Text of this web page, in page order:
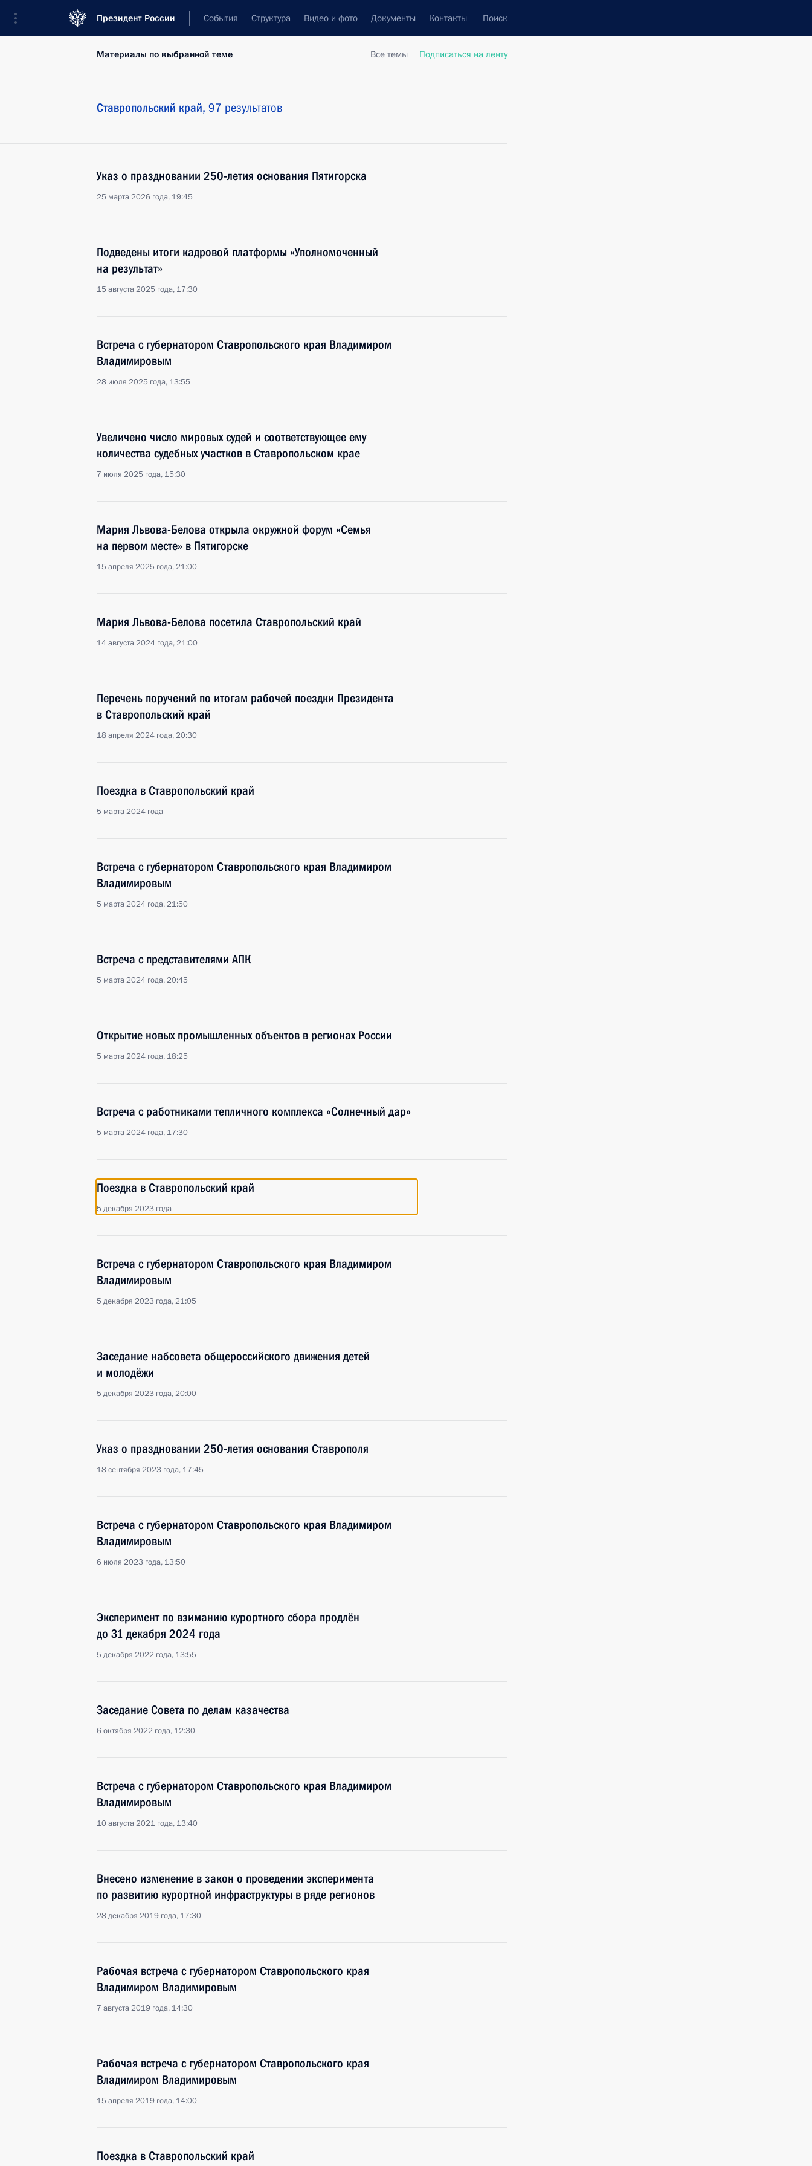
Президент России События Структура Видео и фото Документы Контакты Поиск
Все темы Подписаться на ленту
Материалы по выбранной теме
Ставропольский край, 97 результатов
Указ о праздновании 250-летия основания Пятигорска
25 марта 2026 года, 19:45
Подведены итоги кадровой платформы «Уполномоченный
на результат»
15 августа 2025 года, 17:30
Встреча с губернатором Ставропольского края Владимиром
Владимировым
28 июля 2025 года, 13:55
Увеличено число мировых судей и соответствующее ему
количества судебных участков в Ставропольском крае
7 июля 2025 года, 15:30
Мария Львова-Белова открыла окружной форум «Семья
на первом месте» в Пятигорске
15 апреля 2025 года, 21:00
Мария Львова-Белова посетила Ставропольский край
14 августа 2024 года, 21:00
Перечень поручений по итогам рабочей поездки Президента
в Ставропольский край
18 апреля 2024 года, 20:30
Поездка в Ставропольский край
5 марта 2024 года
Встреча с губернатором Ставропольского края Владимиром
Владимировым
5 марта 2024 года, 21:50
Встреча с представителями АПК
5 марта 2024 года, 20:45
Открытие новых промышленных объектов в регионах России
5 марта 2024 года, 18:25
Встреча с работниками тепличного комплекса «Солнечный дар»
5 марта 2024 года, 17:30
Поездка в Ставропольский край
5 декабря 2023 года
Встреча с губернатором Ставропольского края Владимиром
Владимировым
5 декабря 2023 года, 21:05
Заседание набсовета общероссийского движения детей
и молодёжи
5 декабря 2023 года, 20:00
Указ о праздновании 250-летия основания Ставрополя
18 сентября 2023 года, 17:45
Встреча с губернатором Ставропольского края Владимиром
Владимировым
6 июля 2023 года, 13:50
Эксперимент по взиманию курортного сбора продлён
до 31 декабря 2024 года
5 декабря 2022 года, 13:55
Заседание Совета по делам казачества
6 октября 2022 года, 12:30
Встреча с губернатором Ставропольского края Владимиром
Владимировым
10 августа 2021 года, 13:40
Внесено изменение в закон о проведении эксперимента
по развитию курортной инфраструктуры в ряде регионов
28 декабря 2019 года, 17:30
Рабочая встреча с губернатором Ставропольского края
Владимиром Владимировым
7 августа 2019 года, 14:30
Рабочая встреча с губернатором Ставропольского края
Владимиром Владимировым
15 апреля 2019 года, 14:00
Поездка в Ставропольский край